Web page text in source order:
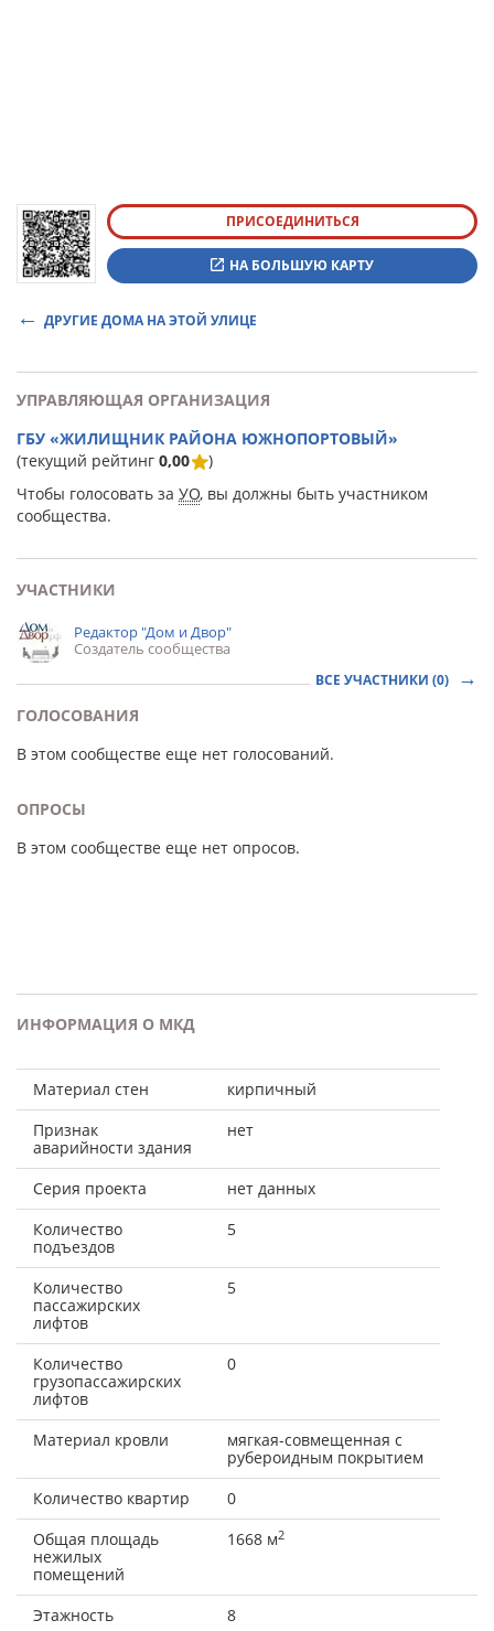
ПРИСОЕДИНИТЬСЯ
НА БОЛЬШУЮ КАРТУ
ДРУГИЕ ДОМА НА ЭТОЙ УЛИЦЕ
УПРАВЛЯЮЩАЯ ОРГАНИЗАЦИЯ
ГБУ «ЖИЛИЩНИК РАЙОНА ЮЖНОПОРТОВЫЙ»
(текущий рейтинг 0,00
)
Чтобы голосовать за УО, вы должны быть участником
сообщества.
УЧАСТНИКИ
Редактор "Дом и Двор"
Создатель сообщества
ВСЕ УЧАСТНИКИ (0)
ГОЛОСОВАНИЯ
В этом сообществе еще нет голосований.
ОПРОСЫ
В этом сообществе еще нет опросов.
ИНФОРМАЦИЯ О МКД
Материал стен
кирпичный
Признак
аварийности здания
нет
Серия проекта
нет данных
Количество
подъездов
5
Количество
пассажирских
лифтов
5
Количество
грузопассажирских
лифтов
0
Материал кровли
мягкая-совмещенная с
рубероидным покрытием
Количество квартир
0
Общая площадь
нежилых
помещений
1668 м2
Этажность 8